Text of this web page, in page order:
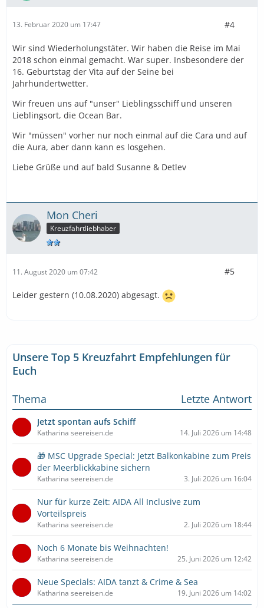
13. Februar 2020 um 17:47 #4
Wir sind Wiederholungstäter. Wir haben die Reise im Mai
2018 schon einmal gemacht. War super. Insbesondere der
16. Geburtstag der Vita auf der Seine bei
Jahrhundertwetter.
Wir freuen uns auf "unser" Lieblingsschiff und unseren
Lieblingsort, die Ocean Bar.
Wir "müssen" vorher nur noch einmal auf die Cara und auf
die Aura, aber dann kann es losgehen.
Liebe Grüße und auf bald Susanne & Detlev
Mon Cheri
Kreuzfahrtliebhaber
11. August 2020 um 07:42 #5
Leider gestern (10.08.2020) abgesagt.
Unsere Top 5 Kreuzfahrt Empfehlungen für
Euch
Thema
Letzte Antwort
Jetzt spontan aufs Schiff
Katharina seereisen.de 14. Juli 2026 um 14:48
🎁 MSC Upgrade Special: Jetzt Balkonkabine zum Preis
der Meerblickkabine sichern
Katharina seereisen.de 3. Juli 2026 um 16:04
Nur für kurze Zeit: AIDA All Inclusive zum
Vorteilspreis
Katharina seereisen.de 2. Juli 2026 um 18:44
Noch 6 Monate bis Weihnachten!
Katharina seereisen.de 25. Juni 2026 um 12:42
Neue Specials: AIDA tanzt & Crime & Sea
Katharina seereisen.de 19. Juni 2026 um 14:02